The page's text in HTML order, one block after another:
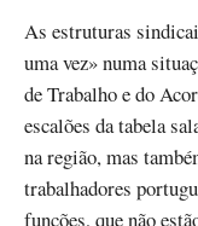
As estruturas
uma vez» numa
de Trabalho e do
escalões da tabela
na região, mas
trabalhadores
funções, que não